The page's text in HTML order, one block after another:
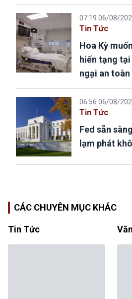
07:19 06/08/
Tin Tức
Hoa Kỳ
hiến tạng
ngại an toàn
06:56 06/08/
Tin Tức
Fed sẵn
lạm phát
CÁC CHUYÊN MỤC KHÁC
Tin Tức